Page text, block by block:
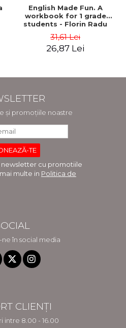
English Made Fun. A
workbook for 1 grade
students - Florin Radu
31,61 Lei
26,87 Lei
și promoțiile noastre
newsletter cu promotiile
multe in Politica de
în social media
CLIENȚI
intre 8.00 - 16.00